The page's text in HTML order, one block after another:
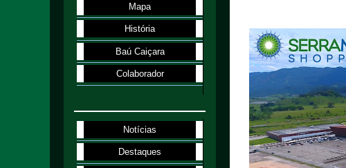
Mapa
História
Baú Caiçara
Colaborador
Notícias
Destaques